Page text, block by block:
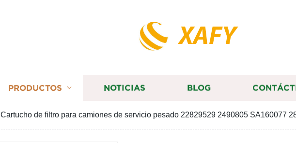
XAFY
PRODUCTOS NOTICIAS BLOG
Cartucho de filtro para camiones de servicio pesado 22829529 2490805 SA160077